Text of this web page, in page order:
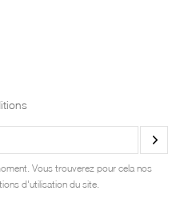
Vous trouverez pour cela nos
d'utilisation du site.